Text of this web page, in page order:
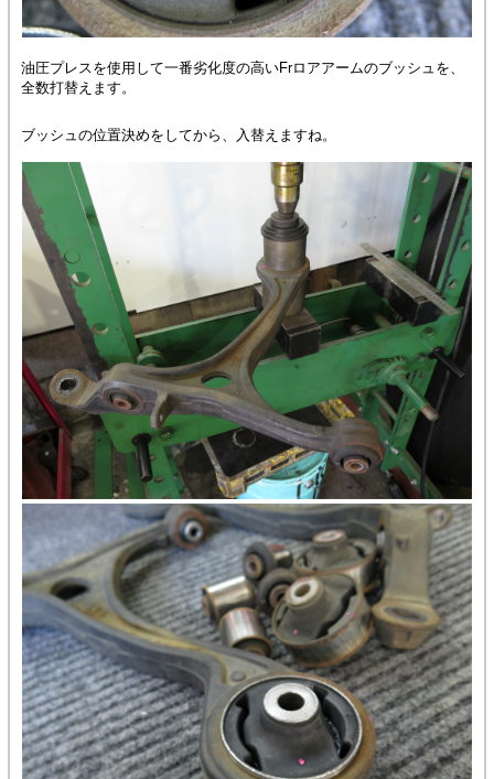
油圧プレスを使用して一番劣化度の高いFrロアアームのブッシュを、
全数打替えます。
ブッシュの位置決めをしてから、入替えますね。